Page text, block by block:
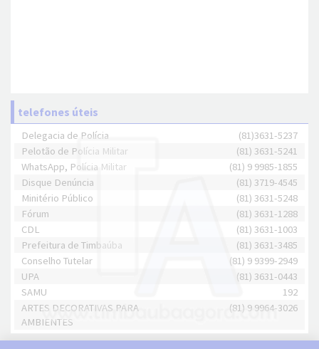
telefones úteis
Delegacia de Polícia
(81)3631-5237
Pelotão de Polícia Militar
(81) 3631-5241
WhatsApp, Polícia Militar
(81) 9 9985-1855
Disque Denúncia
(81) 3719-4545
Minitério Público
(81) 3631-5248
Fórum
(81) 3631-1288
CDL
(81) 3631-1003
Prefeitura de Timbaúba
(81) 3631-3485
Conselho Tutelar
(81) 9 9399-2949
UPA
(81) 3631-0443
SAMU
192
ARTES DECORATIVAS PARA
AMBIENTES
(81) 9 9964-3026